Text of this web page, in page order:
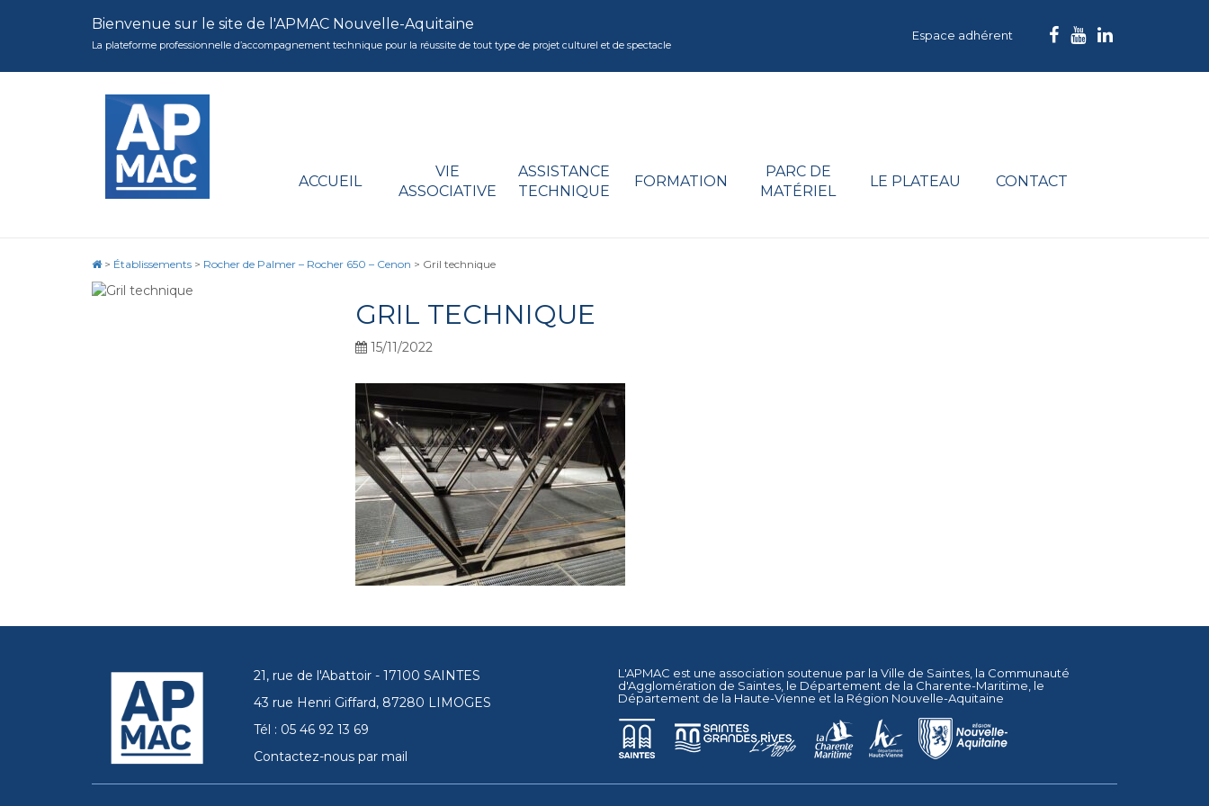
Bienvenue sur le site de l'APMAC Nouvelle-Aquitaine
La plateforme professionnelle d’accompagnement technique pour la réussite de tout type de projet culturel et de spectacle
Espace adhérent
ACCUEIL
VIE
ASSOCIATIVE
ASSISTANCE
TECHNIQUE
FORMATION
PARC DE
MATÉRIEL
LE PLATEAU CONTACT
> Établissements > Rocher de Palmer – Rocher 650 – Cenon > Gril technique
GRIL TECHNIQUE
15/11/2022
21, rue de l'Abattoir - 17100 SAINTES
43 rue Henri Giffard, 87280 LIMOGES
Tél : 05 46 92 13 69
Contactez-nous par mail
L'APMAC est une association soutenue par la Ville de Saintes , la Communauté
d'Agglomération de Saintes , le Département de la Charente-Maritime , le
Département de la Haute-Vienne et la Région Nouvelle-Aquitaine